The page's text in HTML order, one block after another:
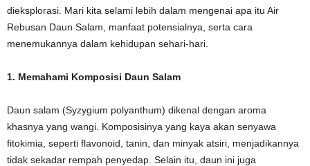
dieksplorasi. Mari kita selami lebih dalam mengenai apa itu Air
Rebusan Daun Salam, manfaat potensialnya, serta cara
menemukannya dalam kehidupan sehari-hari.
1. Memahami Komposisi Daun Salam
Daun salam (Syzygium polyanthum) dikenal dengan aroma
khasnya yang wangi. Komposisinya yang kaya akan senyawa
fitokimia, seperti flavonoid, tanin, dan minyak atsiri, menjadikannya
tidak sekadar rempah penyedap. Selain itu, daun ini juga